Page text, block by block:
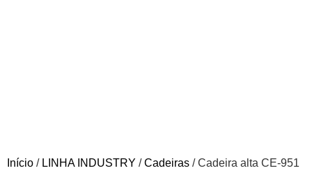
Início / LINHA INDUSTRY /Cadeiras / Cadeira alta CE-951